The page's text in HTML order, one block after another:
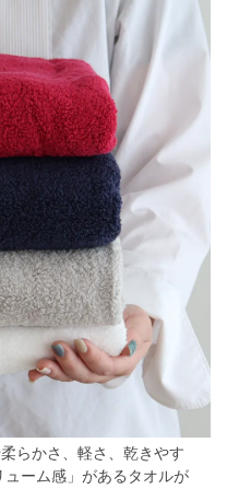
らかさ、軽さ、乾きやす
ューム感」があるタオルが